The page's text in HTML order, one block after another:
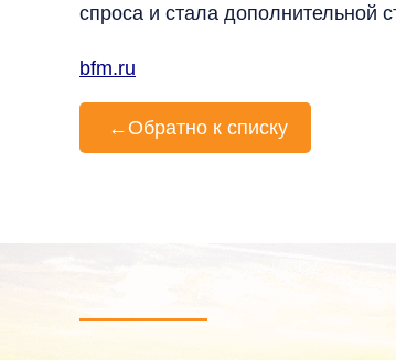
спроса и стала дополнительной
bfm.ru
← Обратно к списку